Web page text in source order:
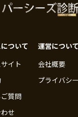
ついて
イト
質問
せ
運営について
会社概要
プライバシ